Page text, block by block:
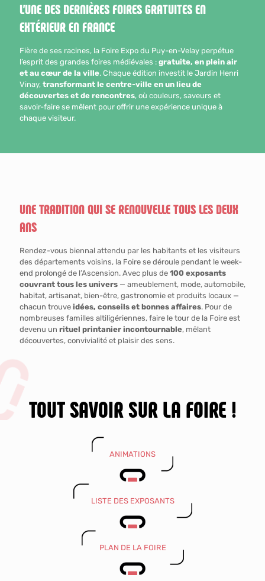
L’UNE DES DERNIÈRES FOIRES GRATUITES EN
EXTÉRIEUR EN FRANCE
Fière de ses racines, la Foire Expo du Puy-en-Velay perpétue
l’esprit des grandes foires médiévales : gratuite, en plein air
et au cœur de la ville. Chaque édition investit le Jardin Henri
Vinay, transformant le centre-ville en un lieu de
découvertes et de rencontres, où couleurs, saveurs et
savoir-faire se mêlent pour offrir une expérience unique à
chaque visiteur.
UNE TRADITION QUI SE RENOUVELLE TOUS LES DEUX
ANS
Rendez-vous biennal attendu par les habitants et les visiteurs
des départements voisins, la Foire se déroule pendant le week-
end prolongé de l’Ascension. Avec plus de 100 exposants
couvrant tous les univers — ameublement, mode, automobile,
habitat, artisanat, bien-être, gastronomie et produits locaux —
chacun trouve idées, conseils et bonnes affaires. Pour de
nombreuses familles altiligériennes, faire le tour de la Foire est
devenu un rituel printanier incontournable, mêlant
découvertes, convivialité et plaisir des sens.
TOUT SAVOIR SUR LA FOIRE !
ANIMATIONS
LISTE DES EXPOSANTS
PLAN DE LA FOIRE